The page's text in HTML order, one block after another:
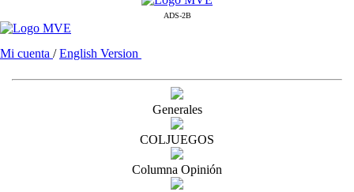
ADS-2B
Mi cuenta /English Version
Generales
COLJUEGOS
Columna Opinión